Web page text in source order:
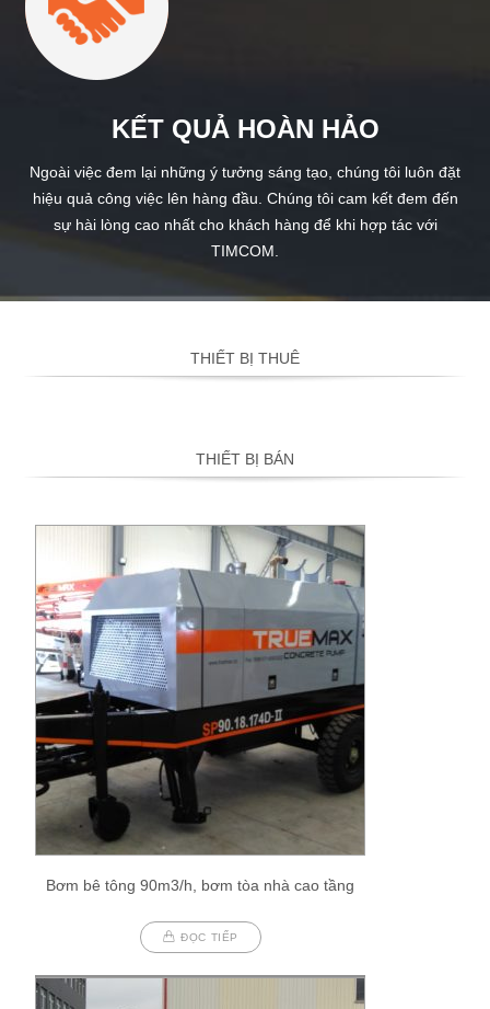
KẾT QUẢ HOÀN HẢO
Ngoài việc đem lại những ý tưởng sáng tạo, chúng tôi luôn đặt
hiệu quả công việc lên hàng đầu. Chúng tôi cam kết đem đến
sự hài lòng cao nhất cho khách hàng để khi hợp tác với
TIMCOM.
THIẾT BỊ THUÊ
THIẾT BỊ BÁN
Bơm bê tông 90m3/h, bơm tòa nhà cao tầng
ĐỌC TIẾP